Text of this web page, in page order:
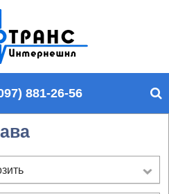
п
й
881-26-56